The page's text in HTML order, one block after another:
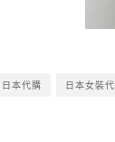
日本代購 日本女裝